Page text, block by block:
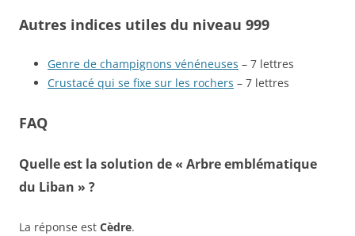
Autres indices utiles du niveau 999
Genre de champignons vénéneuses – 7 lettres
Crustacé qui se fixe sur les rochers – 7 lettres
FAQ
Quelle est la solution de « Arbre emblématique
du Liban » ?
La réponse est Cèdre.